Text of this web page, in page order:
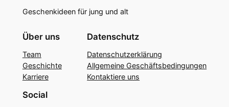
Geschenkideen für jung und alt
Über uns
Team
Geschichte
Karriere
Datenschutz
Datenschutzerklärung
Allgemeine Geschäftsbedingungen
Kontaktiere uns
Social